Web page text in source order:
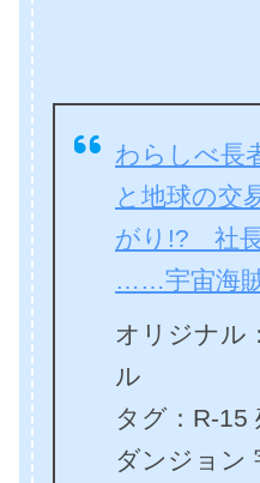
わらしべ長
と地球の交
がり!? 社
……宇宙海
オリジナル
ル
タグ：R-15
ダンジョン